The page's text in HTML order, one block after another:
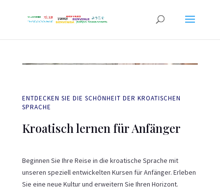
ENTDECKEN SIE DIE SCHÖNHEIT DER KROATISCHEN
SPRACHE
Kroatisch lernen für Anfänger
Beginnen Sie Ihre Reise in die kroatische Sprache mit
unseren speziell entwickelten Kursen für Anfänger. Erleben
Sie eine neue Kultur und erweitern Sie Ihren Horizont.